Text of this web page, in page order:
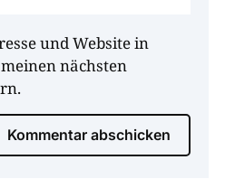
und Website in
nächsten
Kommentar abschicken